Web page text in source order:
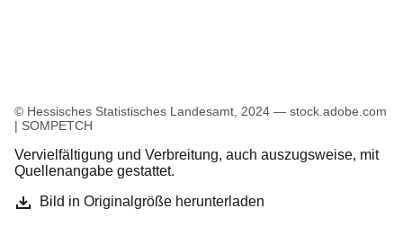
© Hessisches Statistisches Landesamt, 2024 — stock.adobe.com
| SOMPETCH
Vervielfältigung und Verbreitung, auch auszugsweise, mit
Quellenangabe gestattet.
Bild in Originalgröße herunterladen